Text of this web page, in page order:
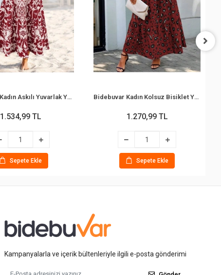
Bidebuvar Kadın Askılı Yuvarlak Yakalı Desenli Uzun Süprem Elbise
1.534,99 TL
Sepete Ekle
Bidebuvar Kadın Kolsuz Bisiklet Yaka Beli Lastikli Desenli Süprem Elbise
1.270,99 TL
Sepete Ekle
Kampanyalarla ve içerik bültenleriyle ilgili e-posta gönderimi